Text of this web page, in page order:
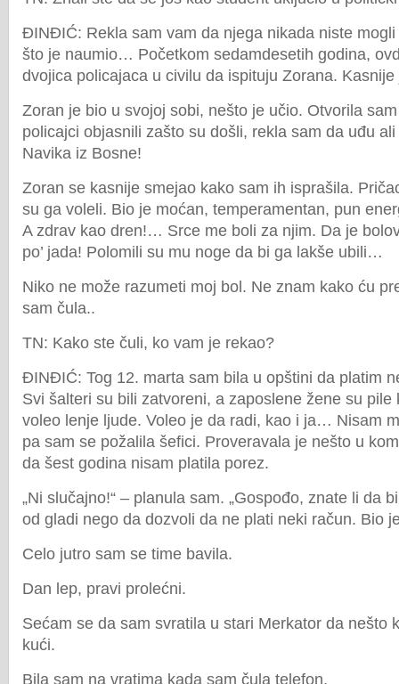
ĐINĐIĆ: Rekla sam vam da njega nikada niste
što je naumio… Početkom sedamdesetih godina,
dvojica policajaca u civilu da ispituju Zorana.
Zoran je bio u svojoj sobi, nešto je učio. Otvorila
policajci objasnili zašto su došli, rekla sam da uđu
Navika iz Bosne!
Zoran se kasnije smejao kako sam ih isprašila.
su ga voleli. Bio je moćan, temperamentan, pun
A zdrav kao dren!… Srce me boli za njim. Da je
po’ jada! Polomili su mu noge da bi ga lakše ubili…
Niko ne može razumeti moj bol. Ne znam kako ću
sam čula..
TN: Kako ste čuli, ko vam je rekao?
ĐINĐIĆ: Tog 12. marta sam bila u opštini da platim
Svi šalteri su bili zatvoreni, a zaposlene žene su
voleo lenje ljude. Voleo je da radi, kao i ja… Nisam
pa sam se požalila šefici. Proveravala je nešto u
da šest godina nisam platila porez.
„Ni slučajno!“ – planula sam. „Gospođo, znate li da
od gladi nego da dozvoli da ne plati neki račun. Bio
Celo jutro sam se time bavila.
Dan lep, pravi prolećni.
Sećam se da sam svratila u stari Merkator da nešto
kući.
Bila sam na vratima kada sam čula telefon.